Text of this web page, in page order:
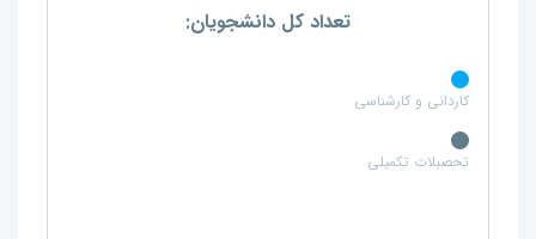
تعداد کل دانشجویان:
کاردانی و کارشناسی
تحصبلات تکمیلی